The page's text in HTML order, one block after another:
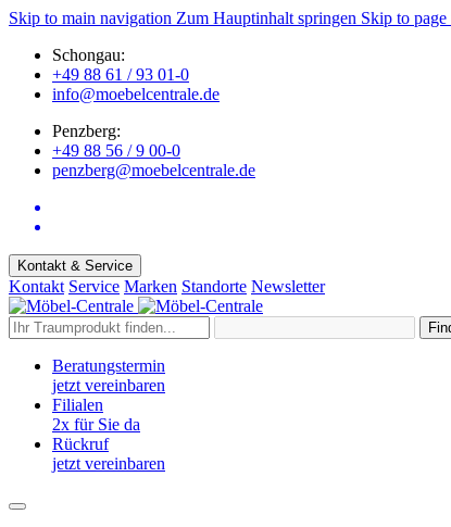
Skip to main navigation Zum Hauptinhalt springen Skip to
Schongau:
+49 88 61 / 93 01-0
info@moebelcentrale.de
Penzberg:
+49 88 56 / 9 00-0
penzberg@moebelcentrale.de
Kontakt & Service
Kontakt Service Marken Standorte Newsletter
Beratungstermin
jetzt vereinbaren
Filialen
2x für Sie da
Rückruf
jetzt vereinbaren